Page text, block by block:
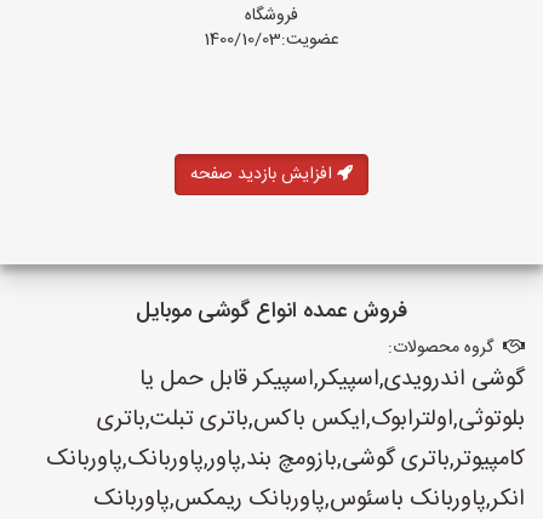
فروشگاه
عضویت:1400/10/03
افزایش بازدید صفحه
فروش عمده انواع گوشی موبایل
گروه محصولات:
گوشی اندرویدی,اسپیکر,اسپیکر قابل حمل یا
بلوتوثی,اولترابوک,ایکس باکس,باتری تبلت,باتری
کامپیوتر,باتری گوشی,بازومچ بند,پاور,پاوربانک,پاوربانک
انکر,پاوربانک باسئوس,پاوربانک ریمکس,پاوربانک